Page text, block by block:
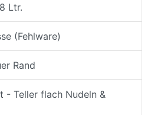
Ltr.
(Fehlware)
Rand
- Teller flach Nudeln &